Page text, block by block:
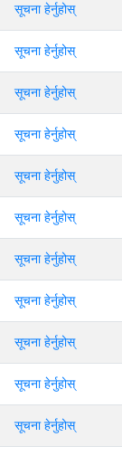
सूचना हेर्नुहोस्
सूचना हेर्नुहोस्
सूचना हेर्नुहोस्
सूचना हेर्नुहोस्
सूचना हेर्नुहोस्
सूचना हेर्नुहोस्
सूचना हेर्नुहोस्
सूचना हेर्नुहोस्
सूचना हेर्नुहोस्
सूचना हेर्नुहोस्
सूचना हेर्नुहोस्